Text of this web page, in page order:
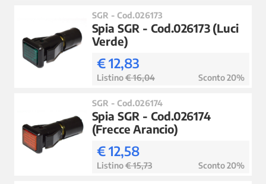
SGR - Cod.026173
Spia SGR - Cod.026173 (Luci
Verde)
€ 12,83
Listino€ 16,04 Sconto 20%
SGR - Cod.026174
Spia SGR - Cod.026174
(Frecce Arancio)
€ 12,58
Listino€ 15,73 Sconto 20%